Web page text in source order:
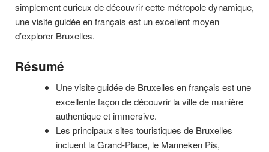
simplement curieux de découvrir cette métropole dynamique,
une visite guidée en français est un excellent moyen
d’explorer Bruxelles.
Résumé
Une visite guidée de Bruxelles en français est une
excellente façon de découvrir la ville de manière
authentique et immersive.
Les principaux sites touristiques de Bruxelles
incluent la Grand-Place, le Manneken Pis,